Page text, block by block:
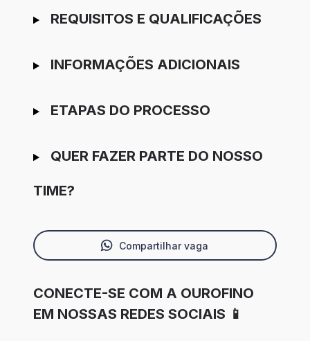
REQUISITOS E QUALIFICAÇÕES
INFORMAÇÕES ADICIONAIS
ETAPAS DO PROCESSO
QUER FAZER PARTE DO NOSSO
TIME?
Compartilhar vaga
CONECTE-SE COM A OUROFINO
EM NOSSAS REDES SOCIAIS 📱